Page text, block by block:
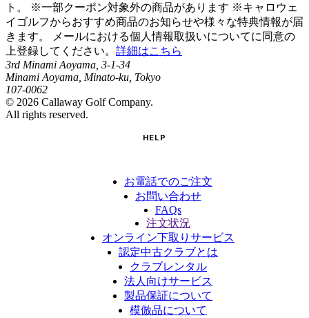
ト。 ※一部クーポン対象外の商品があります ※キャロウェ
イゴルフからおすすめ商品のお知らせや様々な特典情報が届
きます。 メールにおける個人情報取扱いについてに同意の
上登録してください。 詳細はこちら
3rd Minami Aoyama, 3-1-34
Minami Aoyama, Minato-ku, Tokyo
107-0062
© 2026 Callaway Golf Company.
All rights reserved.
HELP
お電話でのご注文
お問い合わせ
FAQs
注文状況
オンライン下取りサービス
認定中古クラブとは
クラブレンタル
法人向けサービス
製品保証について
模倣品について